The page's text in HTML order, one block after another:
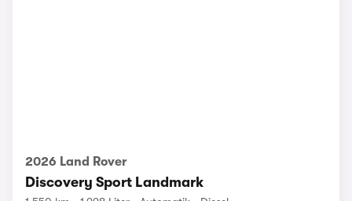
2026 Land Rover
Discovery Sport Landmark